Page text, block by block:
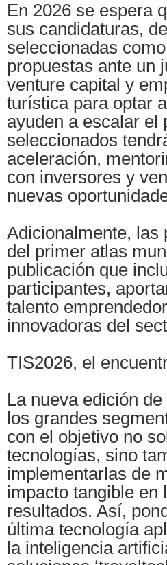
En 2026 se espera
sus candidaturas,
seleccionadas
propuestas ante un
venture capital y
turística para optar
ayuden a escalar el
seleccionados
aceleración,
con inversores y
nuevas
Adicionalmente, las
del primer atlas
publicación que
participantes,
talento
innovadoras del
TIS2026, el
La nueva edición
los grandes
con el objetivo no
tecnologías, sino
implementarlas de
impacto tangible en
resultados. Así,
última tecnología
la inteligencia